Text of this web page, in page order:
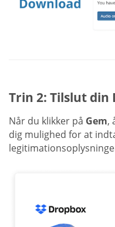
Trin 2: Tilslut
Når du klikker på Gem,
dig mulighed for at